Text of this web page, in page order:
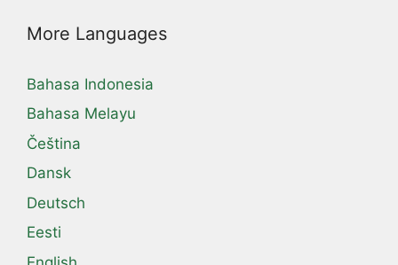
More Languages
Bahasa Indonesia
Bahasa Melayu
Čeština
Dansk
Deutsch
Eesti